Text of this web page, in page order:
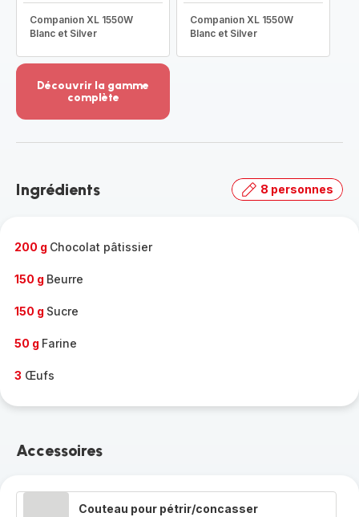
Companion XL 1550W
Blanc et Silver
Companion XL 1550W
Blanc et Silver
Découvrir la gamme
complète
-
gamme
Ingrédients 8 personnes
200 g Chocolat pâtissier
150 g Beurre
150 g Sucre
50 g Farine
3 Œufs
Accessoires
Couteau pour pétrir/concasser